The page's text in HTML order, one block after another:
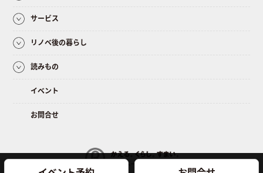
サービス
リノベ後の暮らし
読みもの
イベント
お問合せ